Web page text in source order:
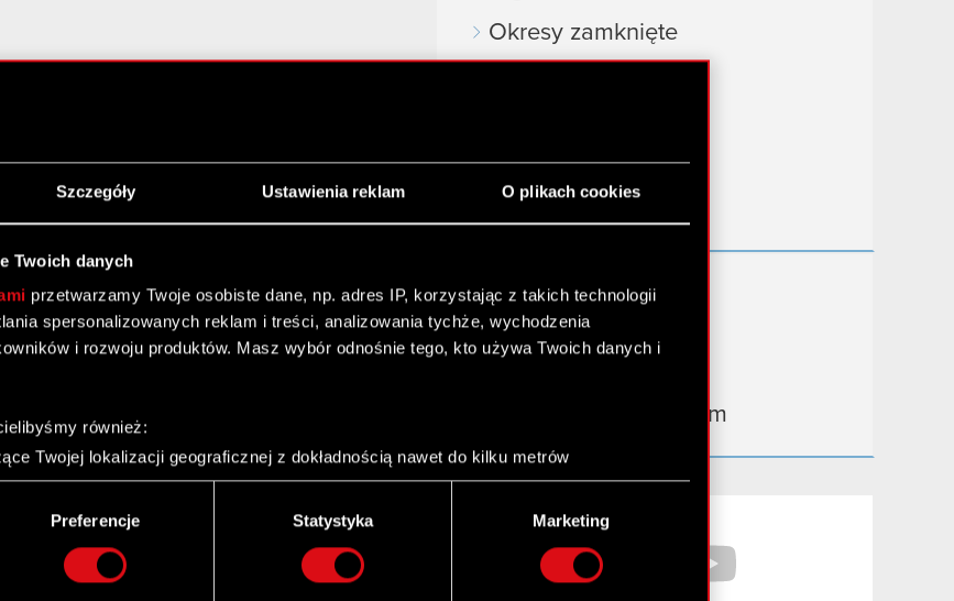
Szczegóły Ustawienia reklam O plikach cookies
Twoich danych
przetwarzamy Twoje osobiste dane, np. adres IP, korzystając z takich technologii
spersonalizowanych reklam i treści, analizowania tychże, wychodzenia
i rozwoju produktów. Masz wybór odnośnie tego, kto używa Twoich danych i
również:
Twojej lokalizacji geograficznej z dokładnością nawet do kilku metrów
aktywnie analizując charakteryzującego je zbiory danych (fingerprinting,
jak Twoje osobiste dane są przetwarzane oraz ustaw własne preferencje w
cookie możesz zmienić lub wycofać swoją zgodę w dowolnej chwili.
Preferencje Statystyka Marketing
Okresy zamknięte
Przydatne linki
Kontakt IR
Dowiedz się więcej:
thewitcher.com
gear.cdprojektred.com
Facebook